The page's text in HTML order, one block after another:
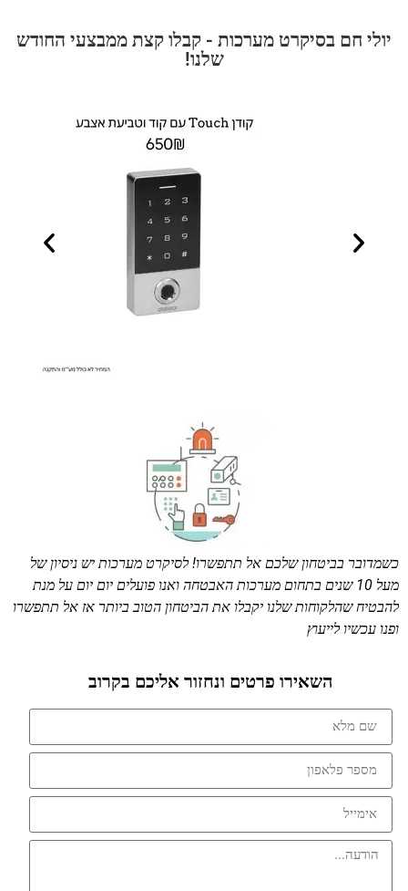
יולי חם בסיקרט מערכות - קבלו קצת ממבצעי החודש
שלנו!
כשמדובר בביטחון שלכם אל תתפשרו! לסיקרט מערכות יש ניסיון של
מעל 10 שנים בתחום מערכות האבטחה ואנו פועלים יום יום על מנת
להבטיח שהלקוחות שלנו יקבלו את הביטחון הטוב ביותר אז אל תתפשרו
ופנו עכשיו לייעוץ
השאירו פרטים ונחזור אליכם בקרוב